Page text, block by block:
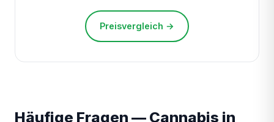
Preisvergleich →
Häufige Fragen — Cannabis in